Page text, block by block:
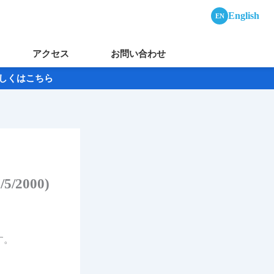
EN English
アクセス お問い合わせ
くはこちら
2000)